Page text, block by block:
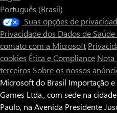
Português (Brasil)
Suas opções de
Privacidade dos Dados de
contato com a Microsoft
cookies Ética e Compliance Nota
terceiros Sobre os nossos
Microsoft do Brasil Importação
Games Ltda., com sede na
Paulo, na Avenida Presidente